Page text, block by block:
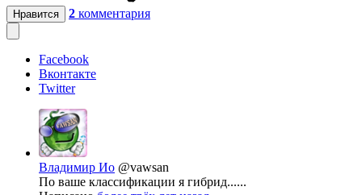
Нравится 2 комментария
Facebook
Вконтакте
Twitter
Владимир Ио @vawsan
По ваше классификации я гибрид......